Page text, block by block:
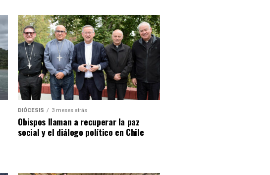
DIÓCESIS 3 meses atrás
Obispos llaman a recuperar la paz
social y el diálogo político en Chile